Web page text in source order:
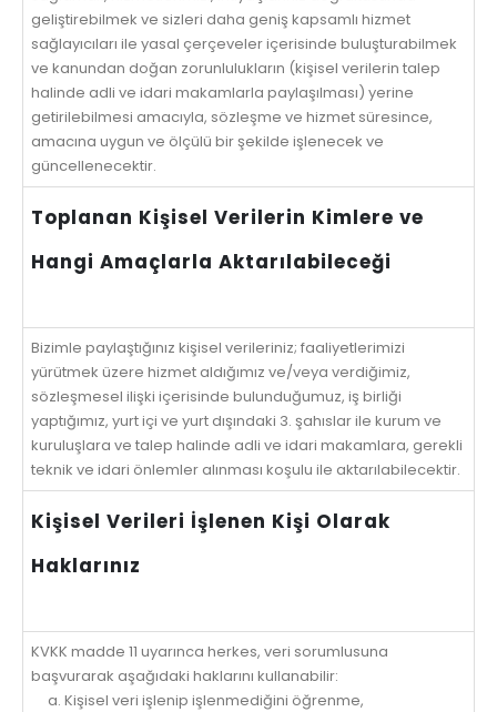
geliştirebilmek ve sizleri daha geniş kapsamlı hizmet
sağlayıcıları ile yasal çerçeveler içerisinde buluşturabilmek
ve kanundan doğan zorunlulukların (kişisel verilerin talep
halinde adli ve idari makamlarla paylaşılması) yerine
getirilebilmesi amacıyla, sözleşme ve hizmet süresince,
amacına uygun ve ölçülü bir şekilde işlenecek ve
güncellenecektir.
Toplanan Kişisel Verilerin Kimlere ve
Hangi Amaçlarla Aktarılabileceği
Bizimle paylaştığınız kişisel verileriniz; faaliyetlerimizi
yürütmek üzere hizmet aldığımız ve/veya verdiğimiz,
sözleşmesel ilişki içerisinde bulunduğumuz, iş birliği
yaptığımız, yurt içi ve yurt dışındaki 3. şahıslar ile kurum ve
kuruluşlara ve talep halinde adli ve idari makamlara, gerekli
teknik ve idari önlemler alınması koşulu ile aktarılabilecektir.
Kişisel Verileri İşlenen Kişi Olarak
Haklarınız
KVKK madde 11 uyarınca herkes, veri sorumlusuna
başvurarak aşağıdaki haklarını kullanabilir:
Kişisel veri işlenip işlenmediğini öğrenme,